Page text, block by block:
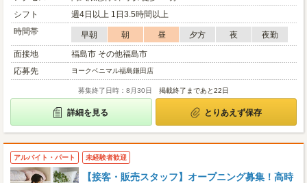
シフト
週4日以上 1日3.5時間以上
時間帯
早朝 朝 昼 夕方 夜
夜勤
面接地
福島市 その他福島市
応募先
ヨークベニマル福島鎌田店
募集終了日時：8月30日 掲載終了まであと22日
詳細を見る とりあえず保存
アルバイト・パート 未経験者歓迎
【接客・販売スタッフ】オープニング募集！高時